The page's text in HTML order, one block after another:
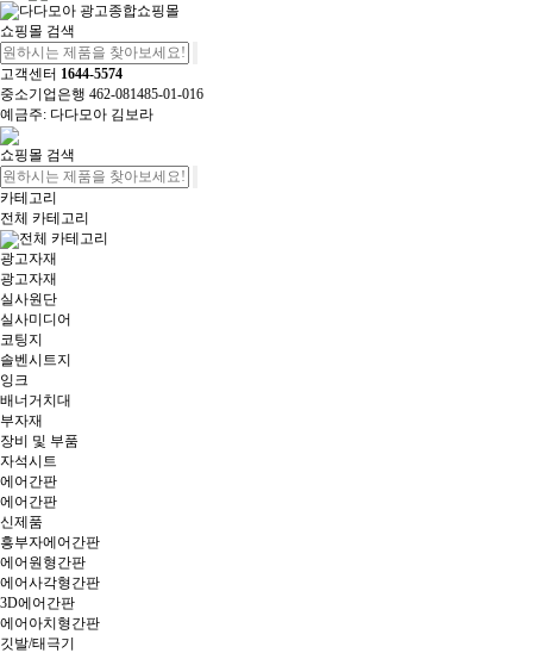
쇼핑몰 검색
고객센터 1644-5574
중소기업은행 462-081485-01-016
예금주: 다다모아 김보라
쇼핑몰 검색
카테고리
전체 카테고리
전체 카테고리
광고자재
광고자재
실사원단
실사미디어
코팅지
솔벤시트지
잉크
배너거치대
부자재
장비 및 부품
자석시트
에어간판
에어간판
신제품
흥부자에어간판
에어원형간판
에어사각형간판
3D에어간판
에어아치형간판
깃발/태극기